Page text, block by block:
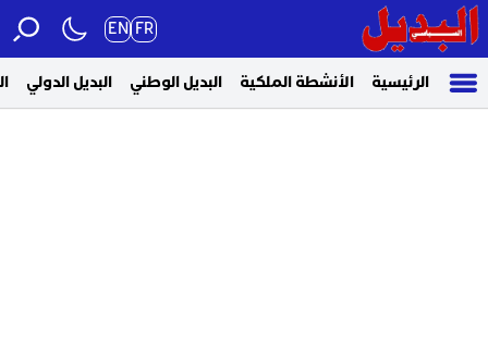
FR
EN
الرئيسية الأنشطة الملكية البديل الوطني البديل الدولي